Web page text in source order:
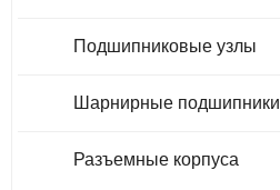
Подшипниковые узлы
Шарнирные подшипники
Разъемные корпуса